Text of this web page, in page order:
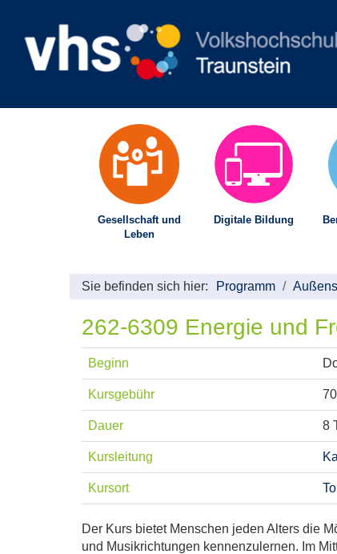
Gesellschaft und
Leben
Digitale Bildung
Sie befinden sich hier: Programm
262-6309 Energie und
Beginn
Kursgebühr
Dauer 8
Kursleitung
Kursort
Der Kurs bietet Menschen jeden Alters die
und Musikrichtungen kennenzulernen. Im